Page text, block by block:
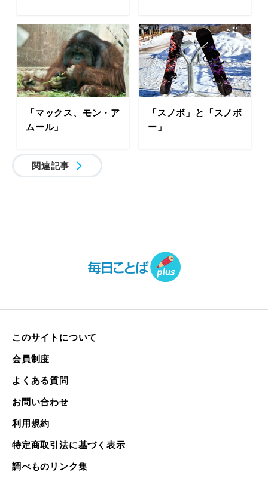
「マックス、モン・ア
ムール」
「スノボ」と「スノボ
ー」
関連記事
このサイトについて
会員制度
よくある質問
お問い合わせ
利用規約
特定商取引法に基づく表示
調べものリンク集